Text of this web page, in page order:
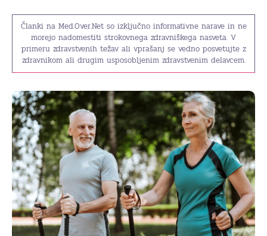
Članki na Med.Over.Net so izključno informativne narave in ne
morejo nadomestiti strokovnega zdravniškega nasveta. V
primeru zdravstvenih težav ali vprašanj se vedno posvetujte z
zdravnikom ali drugim usposobljenim zdravstvenim delavcem.